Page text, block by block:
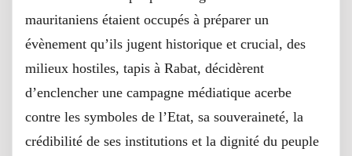
mauritaniens étaient occupés à préparer un
évènement qu’ils jugent historique et crucial, des
milieux hostiles, tapis à Rabat, décidèrent
d’enclencher une campagne médiatique acerbe
contre les symboles de l’Etat, sa souveraineté, la
crédibilité de ses institutions et la dignité du peuple